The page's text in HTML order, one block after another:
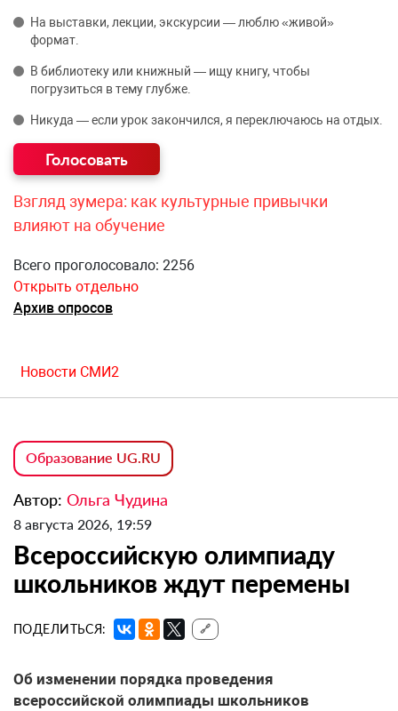
На выставки, лекции, экскурсии — люблю «живой»
формат.
В библиотеку или книжный — ищу книгу, чтобы
погрузиться в тему глубже.
Никуда — если урок закончился, я переключаюсь на отдых.
Взгляд зумера: как культурные привычки
влияют на обучение
Всего проголосовало: 2256
Открыть отдельно
Архив опросов
Новости СМИ2
Образование UG.RU
Автор: Ольга Чудина
8 августа 2026, 19:59
Всероссийскую олимпиаду
школьников ждут перемены
ПОДЕЛИТЬСЯ: 🔗
Об изменении порядка проведения
всероссийской олимпиады школьников